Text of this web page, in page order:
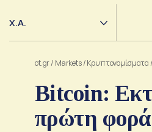
Χ.Α.
ot.gr/ Markets/Kρυπτονομίσματα /
Bitcoin:
πρώτη φορά